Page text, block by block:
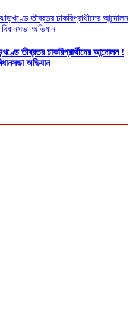
তীব্রতর চাকরিপ্রার্থীদের আন্দোলন !
অভিযান